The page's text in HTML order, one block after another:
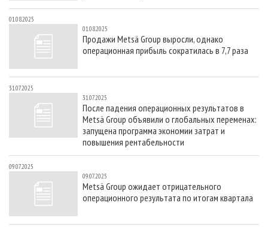
01.08.2025
01.08.2025
Продажи Metsä Group выросли, однако
операционная прибыль сократилась в 7,7 раза
31.07.2025
31.07.2025
После падения операционных результатов в
Metsä Group объявили о глобальных переменах:
запущена программа экономии затрат и
повышения рентабельности
09.07.2025
09.07.2025
Metsä Group ожидает отрицательного
операционного результата по итогам квартала